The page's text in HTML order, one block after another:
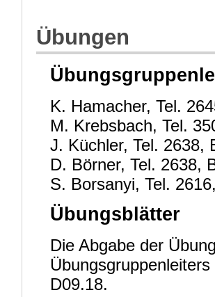
Übungen
K. Hamacher, Tel.
M. Krebsbach, Tel.
J. Küchler, Tel. 2638,
D. Börner, Tel. 2638,
S. Borsanyi, Tel.
Übungsblätter
Die Abgabe der
D09.18.